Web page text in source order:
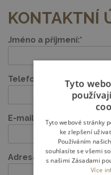
KONTAKTNÍ
Jméno a příjmení:*
Telefon:
E-mail:*
Adresa:
Tyto
Tyto webové stránky
ke zlepšení
Používáním
souhlasíte se všemi
s našimi Zásadami
Více